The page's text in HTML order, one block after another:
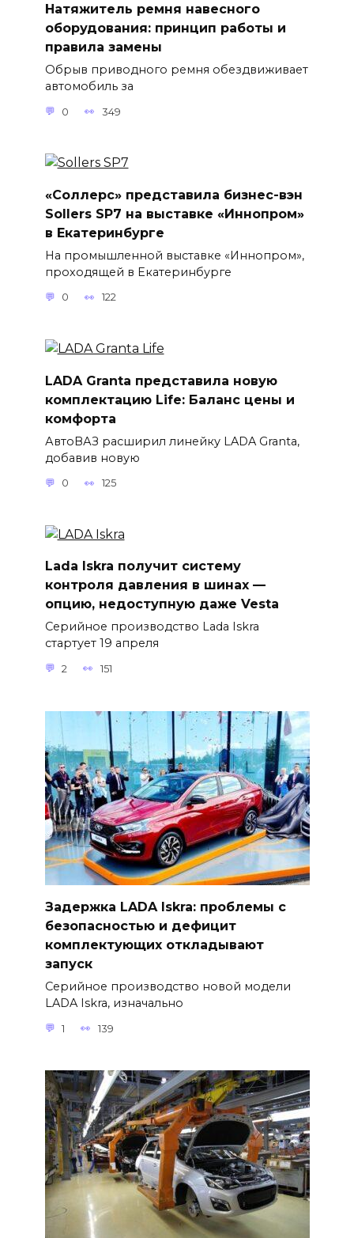
Натяжитель ремня навесного
оборудования: принцип работы и
правила замены
Обрыв приводного ремня обездвиживает
автомобиль за
0 349
«Соллерс» представила бизнес-вэн
Sollers SP7 на выставке «Иннопром»
в Екатеринбурге
На промышленной выставке «Иннопром»,
проходящей в Екатеринбурге
0 122
LADA Granta представила новую
комплектацию Life: Баланс цены и
комфорта
АвтоВАЗ расширил линейку LADA Granta,
добавив новую
0 125
Lada Iskra получит систему
контроля давления в шинах —
опцию, недоступную даже Vesta
Серийное производство Lada Iskra
стартует 19 апреля
2 151
Задержка LADA Iskra: проблемы с
безопасностью и дефицит
комплектующих откладывают
запуск
Серийное производство новой модели
LADA Iskra, изначально
1 139